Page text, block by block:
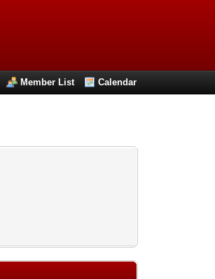
Member List Calendar